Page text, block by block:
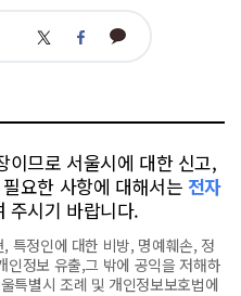
트 페 카
이므로 서울시에 대한 신고,
요한 사항에 대해서는 전자
주시기 바랍니다.
특정인에 대한 비방, 명예훼손, 정
인정보 유출,그 밖에 공익을 저해하
특별시 조례 및 개인정보보호법에